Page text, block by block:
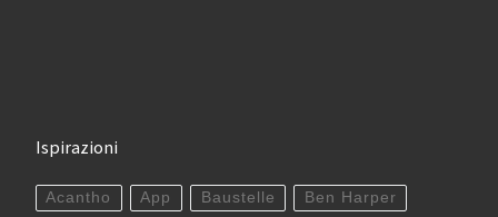
Ispirazioni
Acantho App Baustelle Ben Harper